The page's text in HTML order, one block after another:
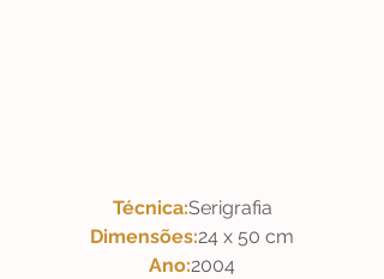
Técnica:Serigrafia
Dimensões:24 x 50 cm
Ano:2004